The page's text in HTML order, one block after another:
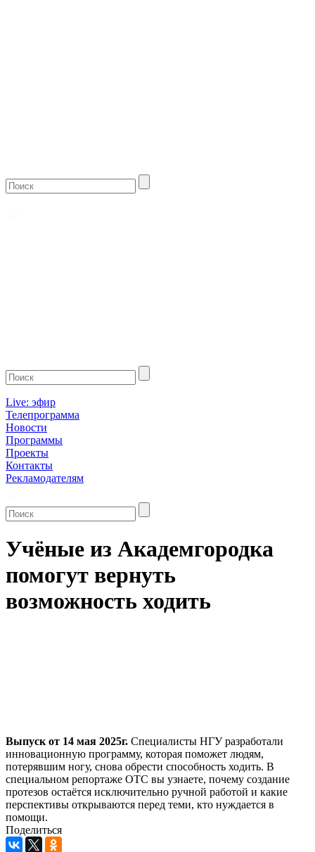
Live: эфир
Телепрограмма
Новости
Программы
Проекты
Контакты
Рекламодателям
Учёные из Академгородка
помогут вернуть
возможность ходить
Выпуск от 14 мая 2025г. Специалисты НГУ разработали
инновационную программу, которая поможет людям,
потерявшим ногу, снова обрести способность ходить. В
специальном репортаже ОТС вы узнаете, почему создание
протезов остаётся исключительно ручной работой и какие
перспективы открываются перед теми, кто нуждается в
помощи.
Поделиться